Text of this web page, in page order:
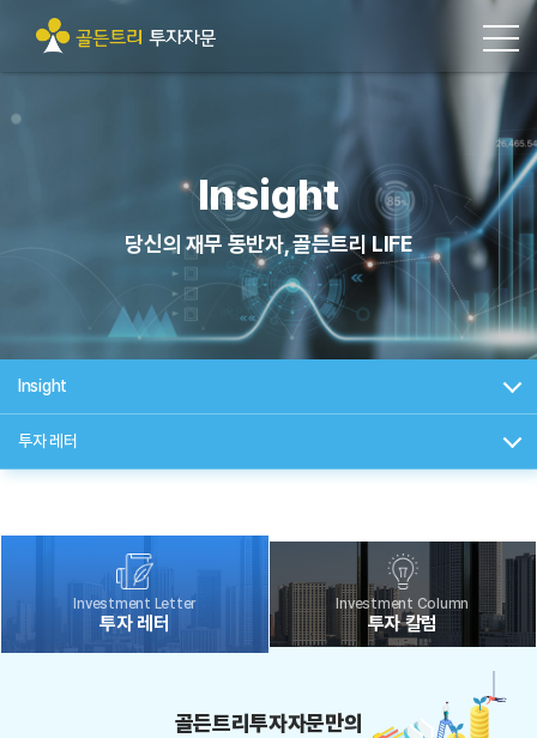
Insight
당신의 재무 동반자, 골든트리 LIFE
Insight
투자 레터
Investment Letter
투자 레터
Investment Column
투자 칼럼
골든트리투자자문만의